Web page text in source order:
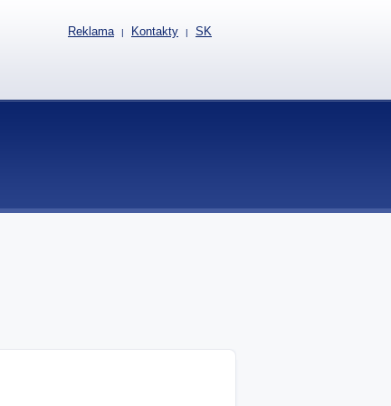
Reklama | Kontakty | SK